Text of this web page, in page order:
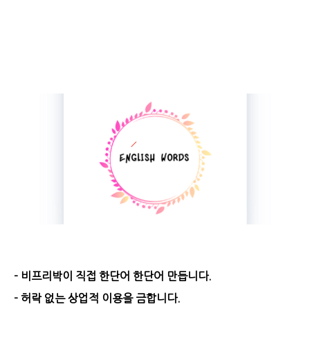
- 비프리박이 직접 한단어 한단어 만듭니다.
- 허락 없는 상업적 이용을 금합니다.